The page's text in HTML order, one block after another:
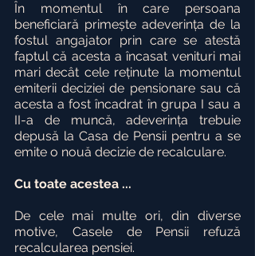
În momentul în care persoana
beneficiară primește adeverința de la
fostul angajator prin care se atestă
faptul că acesta a încasat venituri mai
mari decât cele reținute la momentul
emiterii deciziei de pensionare sau că
acesta a fost încadrat în grupa I sau a
II-a de muncă, adeverința trebuie
depusă la Casa de Pensii pentru a se
emite o nouă decizie de recalculare.
Cu toate acestea ...
De cele mai multe ori, din diverse
motive, Casele de Pensii refuză
recalcularea pensiei.